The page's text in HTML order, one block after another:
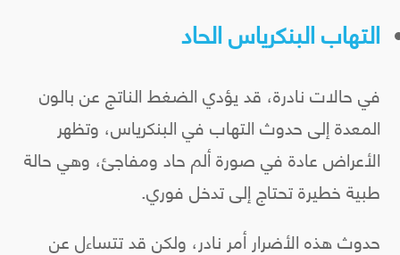
التهاب البنكرياس الحاد
في حالات نادرة، قد يؤدي الضغط الناتج عن بالون
المعدة إلى حدوث التهاب في البنكرياس، وتظهر
الأعراض عادة في صورة ألم حاد ومفاجئ، وهي حالة
طبية خطيرة تحتاج إلى تدخل فوري.
حدوث هذه الأضرار أمر نادر، ولكن قد تتساءل عن